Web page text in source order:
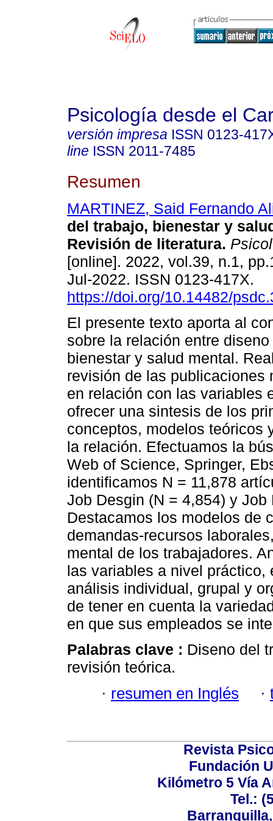
Psicología desde el
versión impresa ISSN 0123-
line ISSN 2011-7485
Resumen
MARTINEZ, Said Fernando
del trabajo, bienestar y
Revisión de literatura.
[online]. 2022, vol.39, n.1,
Jul-2022. ISSN 0123-417X.
https://doi.org/10.14482/
El presente texto aporta al
sobre la relación entre
bienestar y salud mental.
revisión de las publicaciones
en relación con las variables
ofrecer una sintesis de los
conceptos, modelos teóricos
la relación. Efectuamos la
Web of Science, Springer,
identificamos N = 11,878
Job Desgin (N = 4,854) y
Destacamos los modelos de
demandas-recursos
mental de los trabajadores.
las variables a nivel
análisis individual, grupal y
de tener en cuenta la
en que sus empleados se
Palabras clave : Diseno del
revisión teórica.
· resumen en Inglés ·
Revista
Fundación
Kilómetro 5 Vía
Tel.: